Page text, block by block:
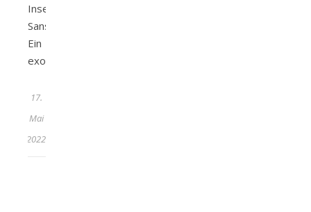
Insel
Sansibar.
Ein
exotisches…
17.
Mai
2022